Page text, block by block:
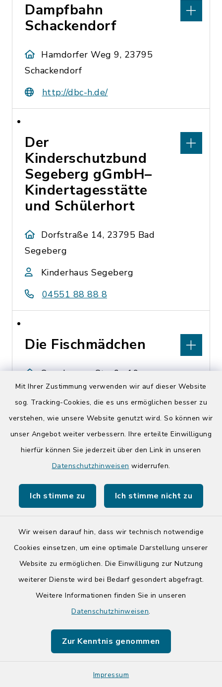
Mit Ihrer Zustimmung verwenden wir auf dieser Website
sog. Tracking-Cookies, die es uns ermöglichen besser zu
verstehen, wie unsere Website genutzt wird. So können wir
unser Angebot weiter verbessern. Ihre erteilte Einwilligung
hierfür können Sie jederzeit über den Link in unseren
Datenschutzhinweisen widerrufen.
Ich stimme zu Ich stimme nicht zu
Wir weisen darauf hin, dass wir technisch notwendige
Cookies einsetzen, um eine optimale Darstellung unserer
Website zu ermöglichen. Die Einwilligung zur Nutzung
weiterer Dienste wird bei Bedarf gesondert abgefragt.
Weitere Informationen finden Sie in unseren
Datenschutzhinweisen.
Zur Kenntnis genommen
Impressum
Dampfbahn
Schackendorf
Hamdorfer Weg 9, 23795
Schackendorf
http://dbc-h.de/
Der
Kinderschutzbund
Segeberg gGmbH–
Kindertagesstätte
und Schülerhort
Dorfstraße 14, 23795 Bad
Segeberg
Kinderhaus Segeberg
04551 88 88 8
Die Fischmädchen
Segeberger Straße 19,
23829 Wittenborn
Die Räuchertonne
Dorfstraße 46, 24640
Hasenmoor
+49 4195 990529
Doppio Café - Bar -
Oldesloer Straße 1, 23795